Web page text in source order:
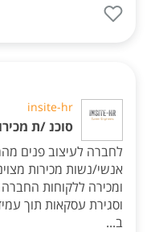
insite-hr
סוכנ /ת
לחברה לעיצוב פנים
אנשי/נשות מכירות
ומכירה ללקוחות
וסגירת עסקאות תוך
ב...